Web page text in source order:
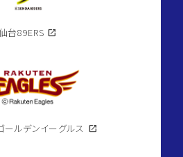
台89ERS open_in_new
ルデンイーグルス open_in_new